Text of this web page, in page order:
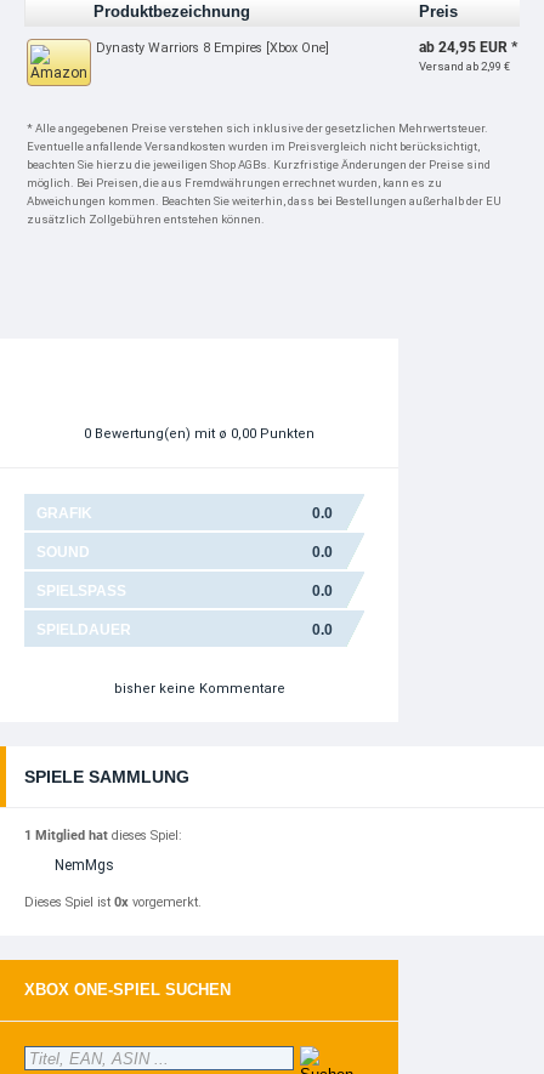
Produktbezeichnung Preis
Dynasty Warriors 8 Empires [Xbox One] ab 24,95 EUR *
Versand ab 2,99 €
* Alle angegebenen Preise verstehen sich inklusive der gesetzlichen Mehrwertsteuer.
Eventuelle anfallende Versandkosten wurden im Preisvergleich nicht berücksichtigt,
beachten Sie hierzu die jeweiligen Shop AGBs. Kurzfristige Änderungen der Preise sind
möglich. Bei Preisen, die aus Fremdwährungen errechnet wurden, kann es zu
Abweichungen kommen. Beachten Sie weiterhin, dass bei Bestellungen außerhalb der EU
zusätzlich Zollgebühren entstehen können.
0 Bewertung(en) mit ø 0,00 Punkten
GRAFIK 0.0
SOUND 0.0
SPIELSPASS 0.0
SPIELDAUER 0.0
bisher keine Kommentare
SPIELE SAMMLUNG
1 Mitglied hat dieses Spiel:
NemMgs
Dieses Spiel ist 0x vorgemerkt.
XBOX ONE-SPIEL SUCHEN